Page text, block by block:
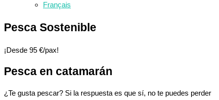
Français
Pesca Sostenible
¡Desde 95 €/pax!
Pesca en catamarán
¿Te gusta pescar? Si la respuesta es que sí, no te puedes perder